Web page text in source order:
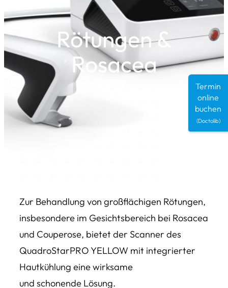
Rötungen &
Rosacea
Zur Behandlung von großflächigen Rötungen,
insbesondere im Gesichtsbereich bei Rosacea
und Couperose, bietet der Scanner des
QuadroStarPRO YELLOW mit integrierter
Hautkühlung eine wirksame
und schonende Lösung.
Termin
online
buchen
(Doctolib)